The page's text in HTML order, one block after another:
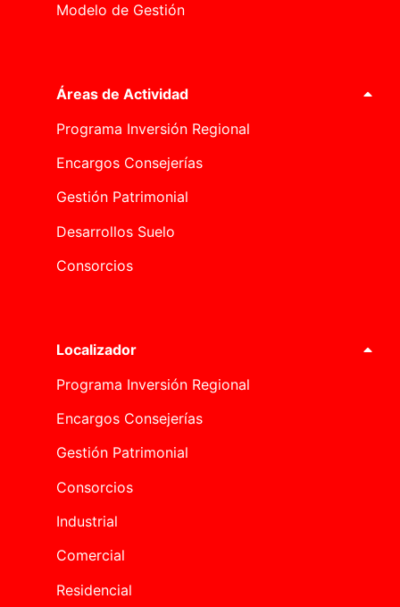
Modelo de Gestión
Áreas de Actividad
Programa Inversión Regional
Encargos Consejerías
Gestión Patrimonial
Desarrollos Suelo
Consorcios
Localizador
Programa Inversión Regional
Encargos Consejerías
Gestión Patrimonial
Consorcios
Industrial
Comercial
Residencial